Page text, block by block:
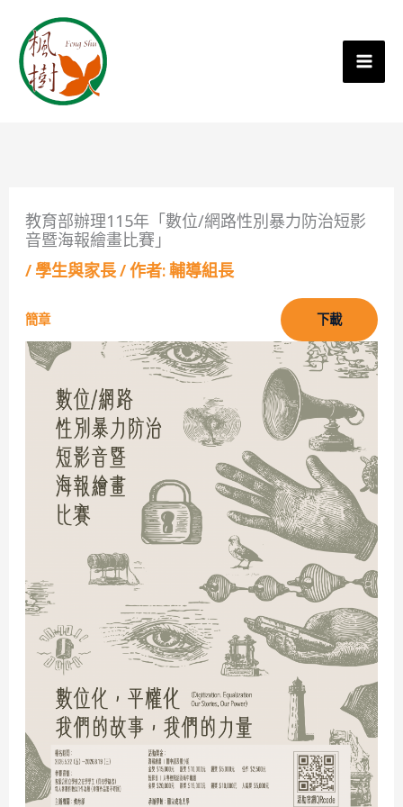
教育部辦理115年「數位/網路性別暴力防治短影
音暨海報繪畫比賽」
/ 學生與家長/ 作者:輔導組長
簡章 下載